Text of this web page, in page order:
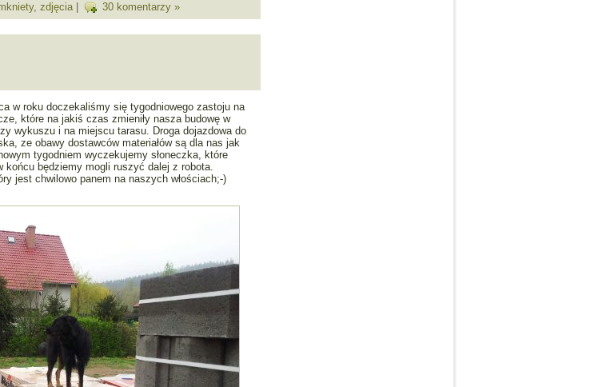
, zdjęcia| 30 komentarzy »
w roku doczekaliśmy się tygodniowego zastoju na
które na jakiś czas zmieniły nasza budowę w
wykuszu i na miejscu tarasu. Droga dojazdowa do
ze obawy dostawców materiałów są dla nas jak
tygodniem wyczekujemy słoneczka, które
końcu będziemy mogli ruszyć dalej z robota.
jest chwilowo panem na naszych włościach;-)